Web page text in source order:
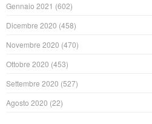
Gennaio 2021 (602)
Dicembre 2020 (458)
Novembre 2020 (470)
Ottobre 2020 (453)
Settembre 2020 (527)
Agosto 2020 (22)